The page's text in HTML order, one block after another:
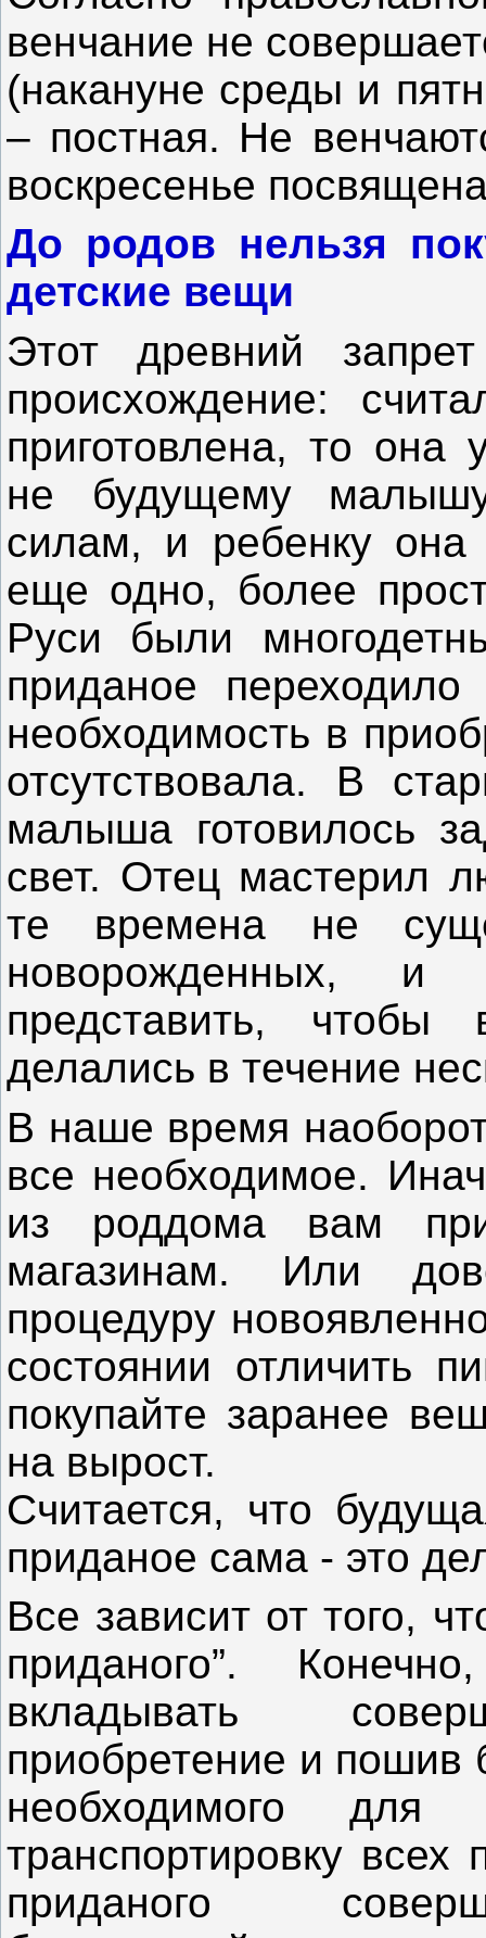
венчание не
(накануне среды и
– постная. Не
воскресенье
До родов нельзя
детские вещи
Этот древний
происхождение:
приготовлена, то она
не будущему
силам, и ребенку
еще одно, более
Руси были
приданое
необходимость в
отсутствовала. В
малыша готовилось
свет. Отец мастерил
те времена не
новорожденных, и
представить, чтобы
делались в течение
В наше время
все необходимое.
из роддома вам
магазинам. Или
процедуру
состоянии отличить
покупайте заранее
на вырост.
Считается, что
приданое сама - это
Все зависит от того,
приданого”.
вкладывать
приобретение и
необходимого для
транспортировку всех
приданого